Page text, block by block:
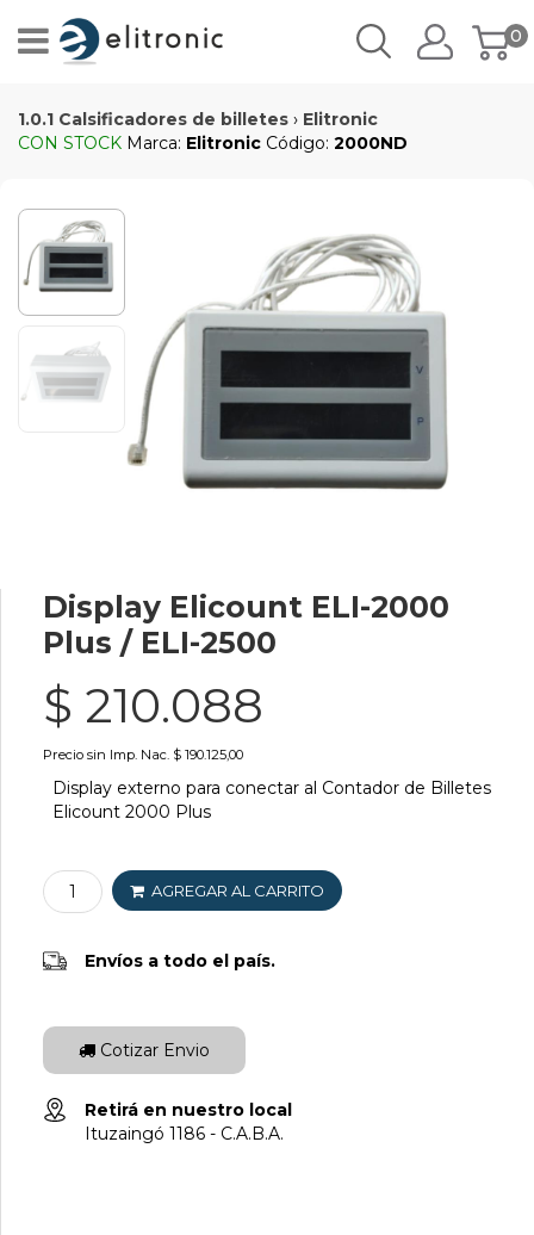
0
1.0.1 Calsificadores de billetes › Elitronic
CON STOCK Marca: Elitronic Código: 2000ND
Display Elicount ELI-2000
Plus / ELI-2500
$ 210.088
Precio sin Imp. Nac. $ 190.125,00
Display externo para conectar al Contador de Billetes
Elicount 2000 Plus
AGREGAR AL CARRITO
Envíos a todo el país.
Cotizar Envio
Retirá en nuestro local
Ituzaingó 1186 - C.A.B.A.